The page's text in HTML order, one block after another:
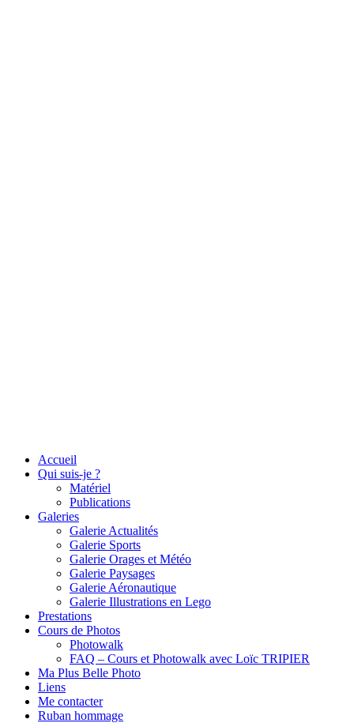
Accueil
Qui suis-je ?
Matériel
Publications
Galeries
Galerie Actualités
Galerie Sports
Galerie Orages et Météo
Galerie Paysages
Galerie Aéronautique
Galerie Illustrations en Lego
Prestations
Cours de Photos
Photowalk
FAQ – Cours et Photowalk avec Loïc TRIPIER
Ma Plus Belle Photo
Liens
Me contacter
Ruban hommage